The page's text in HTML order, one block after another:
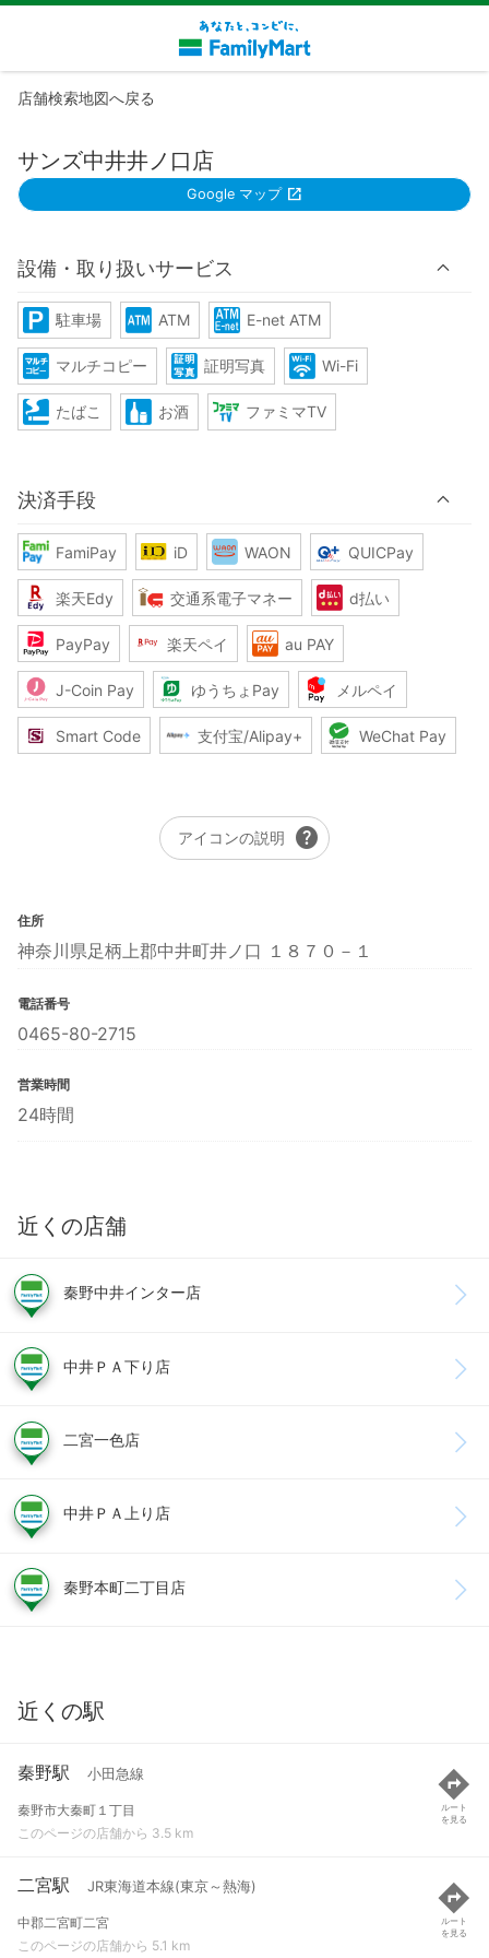
店舗検索地図へ戻る
サンズ中井井ノ口店
Google マップ
設備・取り扱いサービス
駐車場 ATM E-net ATM
マルチコピー 証明写真 Wi-Fi
たばこ お酒 ファミマTV
決済手段
FamiPay iD WAON QUICPay
楽天Edy 交通系電子マネー d払い
PayPay 楽天ペイ au PAY
J-Coin Pay ゆうちょPay メルペイ
Smart Code 支付宝/Alipay+ WeChat Pay
アイコンの説明 help
住所
神奈川県足柄上郡中井町井ノ口 １８７０－１
電話番号
0465-80-2715
営業時間
24時間
近くの店舗
秦野中井インター店
中井ＰＡ下り店
二宮一色店
中井ＰＡ上り店
秦野本町二丁目店
近くの駅
秦野駅 小田急線
秦野市大秦町１丁目
このページの店舗から 3.5 km
ルート
を見る
二宮駅 JR東海道本線(東京～熱海)
中郡二宮町二宮
このページの店舗から 5.1 km
ルート
を見る